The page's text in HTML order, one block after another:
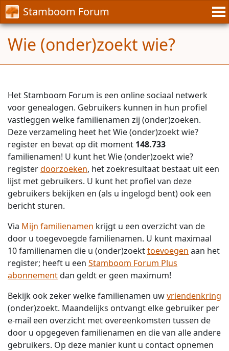
Stamboom Forum
Wie (onder)zoekt wie?
Het Stamboom Forum is een online sociaal netwerk
voor genealogen. Gebruikers kunnen in hun profiel
vastleggen welke familienamen zij (onder)zoeken.
Deze verzameling heet het Wie (onder)zoekt wie?
register en bevat op dit moment 148.733
familienamen! U kunt het Wie (onder)zoekt wie?
registerdoorzoeken, het zoekresultaat bestaat uit een
lijst met gebruikers. U kunt het profiel van deze
gebruikers bekijken en (als u ingelogd bent) ook een
bericht sturen.
Via Mijn familienamen krijgt u een overzicht van de
door u toegevoegde familienamen. U kunt maximaal
10 familienamen die u (onder)zoekttoevoegen aan het
register; heeft u een Stamboom Forum Plus
abonnementdan geldt er geen maximum!
Bekijk ook zeker welke familienamen uwvriendenkring
(onder)zoekt. Maandelijks ontvangt elke gebruiker per
e-mail een overzicht met overeenkomsten tussen de
door u opgegeven familienamen en die van alle andere
gebruikers. Op deze manier kunt u contact opnemen